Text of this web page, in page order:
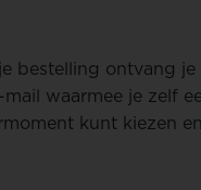
bestelling ontvang je
waarmee je zelf
kunt kiezen en